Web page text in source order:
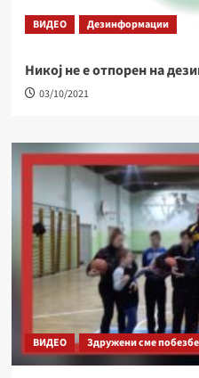
ВИДЕО Дезинформации
Никој не е отпорен на
03/10/2021
ВИДЕО Здружени сме